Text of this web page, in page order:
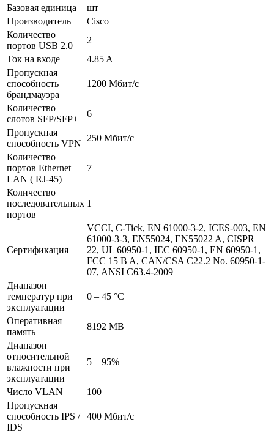
Базовая единица
шт
Производитель
Cisco
Количество
портов USB 2.0
2
Ток на входе
4.85 A
Пропускная
способность
брандмауэра
1200 Мбит/с
Количество
слотов SFP/SFP+
6
Пропускная
способность VPN
250 Мбит/с
Количество
портов Ethernet
LAN ( RJ-45)
7
Количество
последовательных
портов
1
Сертификация
VCCI, C-Tick, EN 61000-3-2, ICES-003, EN
61000-3-3, EN55024, EN55022 A, CISPR
22, UL 60950-1, IEC 60950-1, EN 60950-1,
FCC 15 B A, CAN/CSA C22.2 No. 60950-1-
07, ANSI C63.4-2009
Диапазон
температур при
эксплуатации
0 – 45 °C
Оперативная
память
8192 MB
Диапазон
относительной
влажности при
эксплуатации
5 – 95%
Число VLAN
100
Пропускная
способность IPS /
IDS
400 Мбит/с